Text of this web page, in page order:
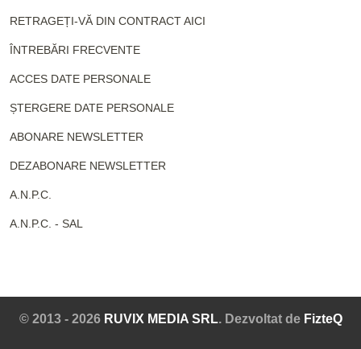
RETRAGEȚI-VĂ DIN CONTRACT AICI
ÎNTREBĂRI FRECVENTE
ACCES DATE PERSONALE
ȘTERGERE DATE PERSONALE
ABONARE NEWSLETTER
DEZABONARE NEWSLETTER
A.N.P.C.
A.N.P.C. - SAL
© 2013 - 2026 RUVIX MEDIA SRL. Dezvoltat de FizteQ